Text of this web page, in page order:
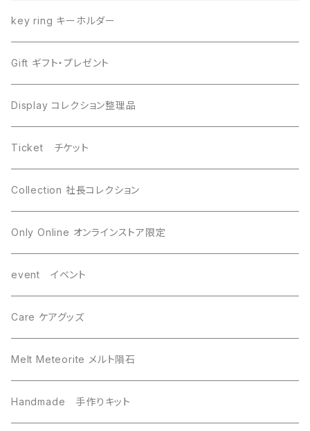
Dronino ドロニノ
Moldavite モルダバイト
Seymchan セイムチャン
WireWrapping ワイヤーラッピング
Gebel Kamil ゲベルカミル
Mundrabilla マンドラビラ
Saint-Aubin サントーバン
Sikhote-Alin シホーテアリン
others その他
Uruacu ウルアク
Imilac イミラック
Moldavite モルダバイト
Dronino ドロニノ
Brahin ブラヒン
Uruacu ウルアク
Canyon Diablo キャニオンディアブロ
Agoudal アグダル
Chelyabinsk チェリャビンスク
Mundrabilla マンドラビラ
Chinga チンガー
key ring キーホルダー
Gift ギフト・プレゼント
Display コレクション整理品
Ticket チケット
Collection 社長コレクション
Only Online オンラインストア限定
event イベント
Care ケアグッズ
Melt Meteorite メルト隕石
Handmade 手作りキット